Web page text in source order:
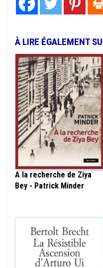
À LIRE ÉGALEMENT
A la recherche de Ziya
Bey - Patrick Minder